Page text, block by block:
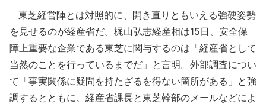
東芝経営陣とは対照的に、開き直りともいえる強硬姿勢
を見せるのが経産省だ。梶山弘志経産相は15日、安全保
障上重要な企業である東芝に関与するのは「経産省として
当然のことを行っているまでだ」と言明。外部調査につい
て「事実関係に疑問を持たざるを得ない箇所がある」と強
調するとともに、経産省課長と東芝幹部のメールなどによ